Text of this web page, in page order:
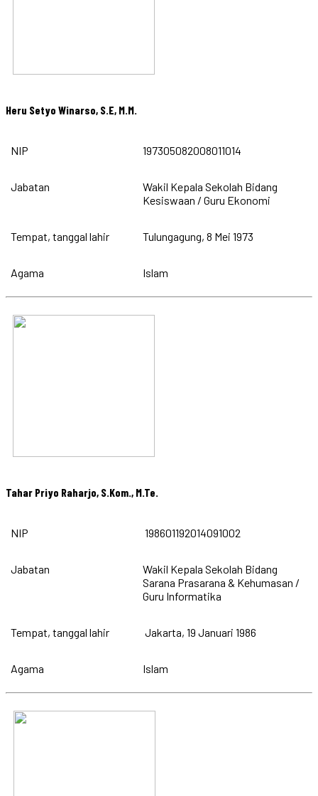
Heru Setyo Winarso, S.E, M.M.
NIP 197305082008011014
Jabatan
Wakil Kepala Sekolah Bidang
Kesiswaan / Guru Ekonomi
Tempat, tanggal lahir Tulungagung, 8 Mei 1973
Agama Islam
Tahar Priyo Raharjo, S.Kom., M.Te.
NIP 198601192014091002
Jabatan
Wakil Kepala Sekolah Bidang
Sarana Prasarana & Kehumasan /
Guru Informatika
Tempat, tanggal lahir Jakarta, 19 Januari 1986
Agama Islam